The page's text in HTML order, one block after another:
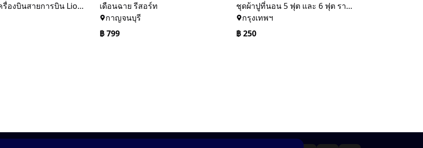
รับจองตั๋วเครื่องบินสายการบิน Lion Air ทั้งในและต่างประเทศ
เดือนฉาย รีสอร์ท
กาญจนบุรี
฿799
ชุดผ้าปูที่นอน 5 ฟุต และ 6 ฟุต ราคาเดียวจร้า สนใจรับไหมคะ
กรุงเทพฯ
฿250